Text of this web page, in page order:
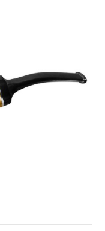
matný, ručně voskovaný
jak příjemné je mít ji v ruce.